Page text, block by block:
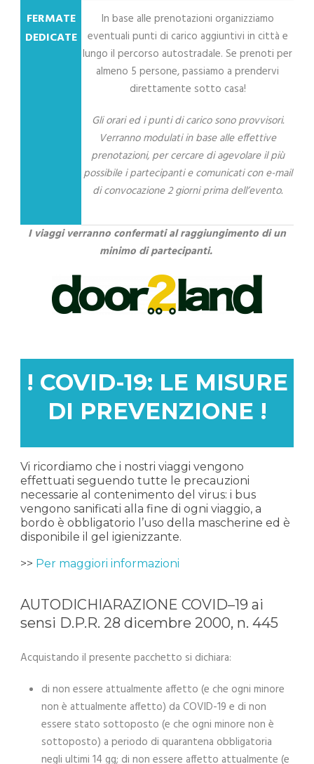
FERMATE
DEDICATE
In base alle prenotazioni organizziamo
eventuali punti di carico aggiuntivi in città e
lungo il percorso autostradale. Se prenoti per
almeno 5 persone, passiamo a prendervi
direttamente sotto casa!
Gli orari ed i punti di carico sono provvisori.
Verranno modulati in base alle effettive
prenotazioni, per cercare di agevolare il più
possibile i partecipanti e comunicati con e-mail
di convocazione 2 giorni prima dell’evento.
I viaggi verranno confermati al raggiungimento di un
minimo di partecipanti.
! COVID-19: LE MISURE
DI PREVENZIONE !
Vi ricordiamo che i nostri viaggi vengono
effettuati seguendo tutte le precauzioni
necessarie al contenimento del virus: i bus
vengono sanificati alla fine di ogni viaggio, a
bordo è obbligatorio l’uso della mascherine ed è
disponibile il gel igienizzante.
>> Per maggiori informazioni
AUTODICHIARAZIONE COVID–19 ai
sensi D.P.R. 28 dicembre 2000, n. 445
Acquistando il presente pacchetto si dichiara:
di non essere attualmente affetto (e che ogni minore
non è attualmente affetto) da COVID-19 e di non
essere stato sottoposto (e che ogni minore non è
sottoposto) a periodo di quarantena obbligatoria
negli ultimi 14 gg; di non essere affetto attualmente (e